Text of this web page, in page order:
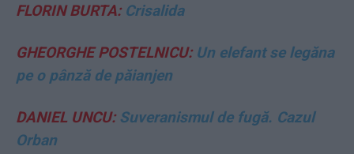
FLORIN BURTA:Crisalida
GHEORGHE POSTELNICU:Un elefant se legăna
pe o pânză de păianjen
DANIEL UNCU:Suveranismul de fugă. Cazul
Orban